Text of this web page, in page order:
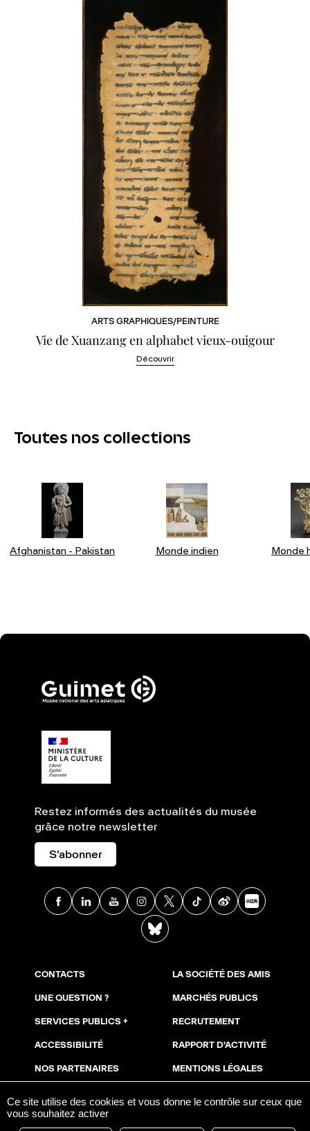
ARTS GRAPHIQUES/PEINTURE
Vie de Xuanzang en alphabet vieux-ouigour
Découvrir
Toutes nos collections
Afghanistan - Pakistan Monde indien Monde
Restez informés des actualités du musée
grâce notre newsletter
S'abonner
Facebook
LinkedinYoutubeInstagram
X TikTokWeibo
CONTACTS
UNE QUESTION ?
SERVICES PUBLICS +
ACCESSIBILITÉ
NOS PARTENAIRES
ESPACE PRESSE
LA SOCIÉTÉ DES AMIS
MARCHÉS PUBLICS
RECRUTEMENT
RAPPORT D'ACTIVITÉ
MENTIONS LÉGALES
Ce site utilise des cookies et vous donne le contrôle sur ceux que
vous souhaitez activer